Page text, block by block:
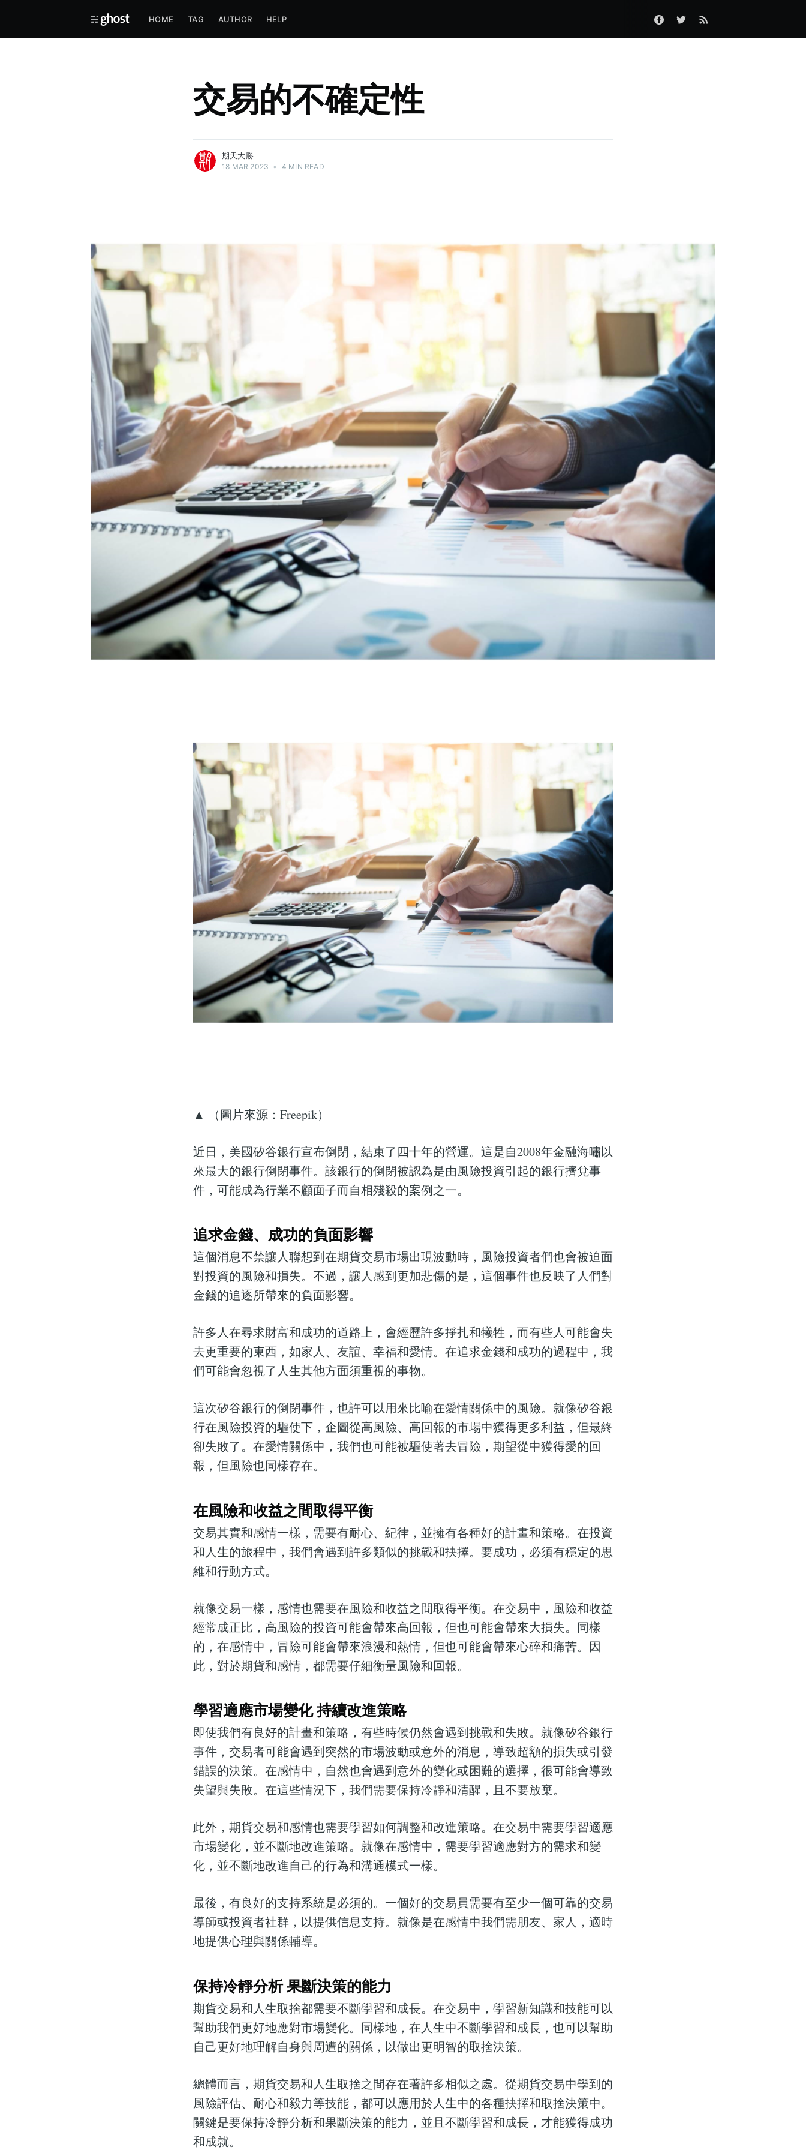
HOME TAG AUTHOR HELP
交易的不確定性
期天大勝
18 MAR 2023 • 4 MIN READ
▲ （圖片來源：Freepik）
近日，美國矽谷銀行宣布倒閉，結束了四十年的營運。這是自2008年金融海嘯以
來最大的銀行倒閉事件。該銀行的倒閉被認為是由風險投資引起的銀行擠兌事
件，可能成為行業不顧面子而自相殘殺的案例之一。
追求金錢、成功的負面影響
這個消息不禁讓人聯想到在期貨交易市場出現波動時，風險投資者們也會被迫面
對投資的風險和損失。不過，讓人感到更加悲傷的是，這個事件也反映了人們對
金錢的追逐所帶來的負面影響。
許多人在尋求財富和成功的道路上，會經歷許多掙扎和犧牲，而有些人可能會失
去更重要的東西，如家人、友誼、幸福和愛情。在追求金錢和成功的過程中，我
們可能會忽視了人生其他方面須重視的事物。
這次矽谷銀行的倒閉事件，也許可以用來比喻在愛情關係中的風險。就像矽谷銀
行在風險投資的驅使下，企圖從高風險、高回報的市場中獲得更多利益，但最終
卻失敗了。在愛情關係中，我們也可能被驅使著去冒險，期望從中獲得愛的回
報，但風險也同樣存在。
在風險和收益之間取得平衡
交易其實和感情一樣，需要有耐心、紀律，並擁有各種好的計畫和策略。在投資
和人生的旅程中，我們會遇到許多類似的挑戰和抉擇。要成功，必須有穩定的思
維和行動方式。
就像交易一樣，感情也需要在風險和收益之間取得平衡。在交易中，風險和收益
經常成正比，高風險的投資可能會帶來高回報，但也可能會帶來大損失。同樣
的，在感情中，冒險可能會帶來浪漫和熱情，但也可能會帶來心碎和痛苦。因
此，對於期貨和感情，都需要仔細衡量風險和回報。
學習適應市場變化 持續改進策略
即使我們有良好的計畫和策略，有些時候仍然會遇到挑戰和失敗。就像矽谷銀行
事件，交易者可能會遇到突然的市場波動或意外的消息，導致超額的損失或引發
錯誤的決策。在感情中，自然也會遇到意外的變化或困難的選擇，很可能會導致
失望與失敗。在這些情況下，我們需要保持冷靜和清醒，且不要放棄。
此外，期貨交易和感情也需要學習如何調整和改進策略。在交易中需要學習適應
市場變化，並不斷地改進策略。就像在感情中，需要學習適應對方的需求和變
化，並不斷地改進自己的行為和溝通模式一樣。
最後，有良好的支持系統是必須的。一個好的交易員需要有至少一個可靠的交易
導師或投資者社群，以提供信息支持。就像是在感情中我們需朋友、家人，適時
地提供心理與關係輔導。
保持冷靜分析 果斷決策的能力
期貨交易和人生取捨都需要不斷學習和成長。在交易中，學習新知識和技能可以
幫助我們更好地應對市場變化。同樣地，在人生中不斷學習和成長，也可以幫助
自己更好地理解自身與周遭的關係，以做出更明智的取捨決策。
總體而言，期貨交易和人生取捨之間存在著許多相似之處。從期貨交易中學到的
風險評估、耐心和毅力等技能，都可以應用於人生中的各種抉擇和取捨決策中。
關鍵是要保持冷靜分析和果斷決策的能力，並且不斷學習和成長，才能獲得成功
和成就。